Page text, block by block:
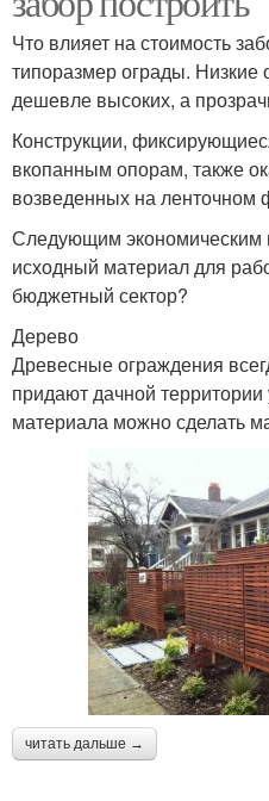
Что влияет на стоимость
типоразмер ограды. Низкие
дешевле высоких, а
Конструкции,
вкопанным опорам, также
возведенных на ленточном
Следующим экономическим
исходный материал для
бюджетный сектор?
Дерево
Древесные ограждения
придают дачной
материала можно сделать
читать дальше →